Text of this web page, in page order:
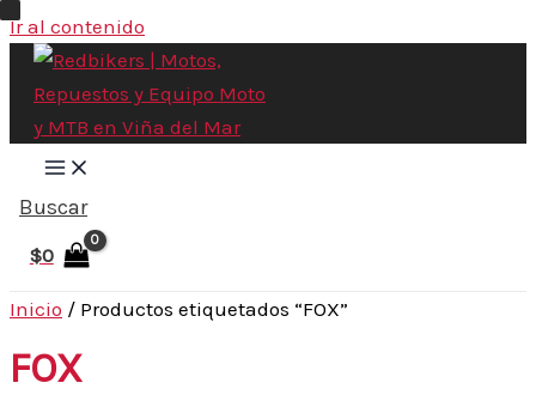
Ir al contenido
Buscar
$0
Inicio / Productos etiquetados “FOX”
FOX